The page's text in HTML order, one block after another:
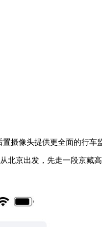
置摄像头提供更全面的行车
京出发，先走一段京藏